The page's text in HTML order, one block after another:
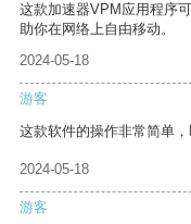
这款加速器VPM应用程序
助你在网络上自由移动。
2024-05-18
游客
这款软件的操作非常简单
2024-05-18
游客